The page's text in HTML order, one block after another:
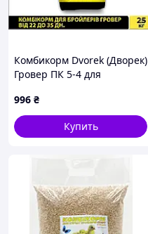
Комбикорм Dvorek (Дворек)
Гровер ПК 5-4 для
кг (*)
996 ₴
Купить